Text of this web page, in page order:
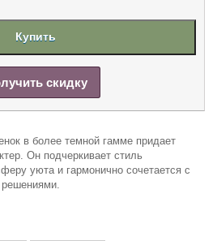
Купить
скидку
в более темной гамме придает
Он подчеркивает стиль
уюта и гармонично сочетается с
решениями.